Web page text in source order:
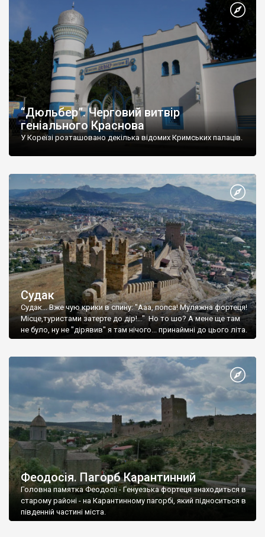
“Дюльбер”. Черговий витвір
геніального Краснова
У Кореїзі розташовано декілька відомих Кримських палаців.
Судак
Судак... Вже чую крики в спину: "Ааа, попса! Муляжна фортеця!
Місце,туристами затерте до дір!..." Но то шо? А мене ще там
не було, ну не "дірявив" я там нічого... принаймні до цього літа.
Феодосія. Пагорб Карантинний
Головна памятка Феодосії - Генуезька фортеця знаходиться в
старому районі - на Карантинному пагорбі, який підноситься в
південній частині міста.